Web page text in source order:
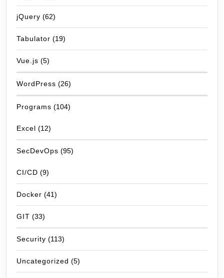
jQuery (62)
Tabulator (19)
Vue.js (5)
WordPress (26)
Programs (104)
Excel (12)
SecDevOps (95)
CI/CD (9)
Docker (41)
GIT (33)
Security (113)
Uncategorized (5)